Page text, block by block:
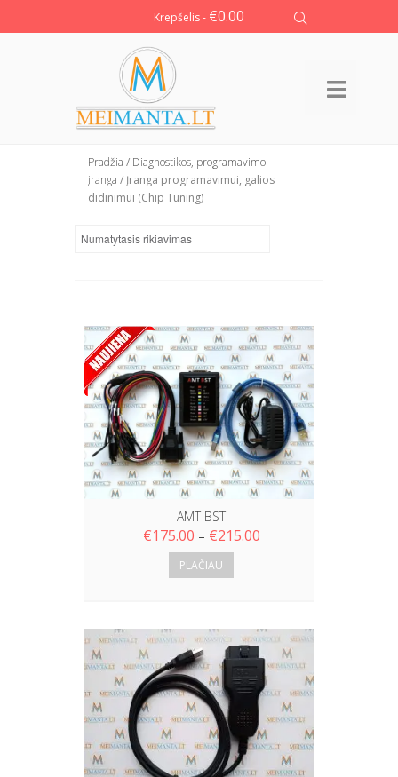
Krepšelis - €0.00
Pradžia / Diagnostikos, programavimo
įranga / Įranga programavimui, galios
didinimui (Chip Tuning)
AMT BST
€175.00 – €215.00
PLAČIAU